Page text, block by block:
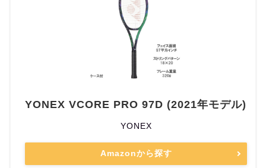
YONEX VCORE PRO 97D (2021年モデル)
YONEX
Amazonから探す